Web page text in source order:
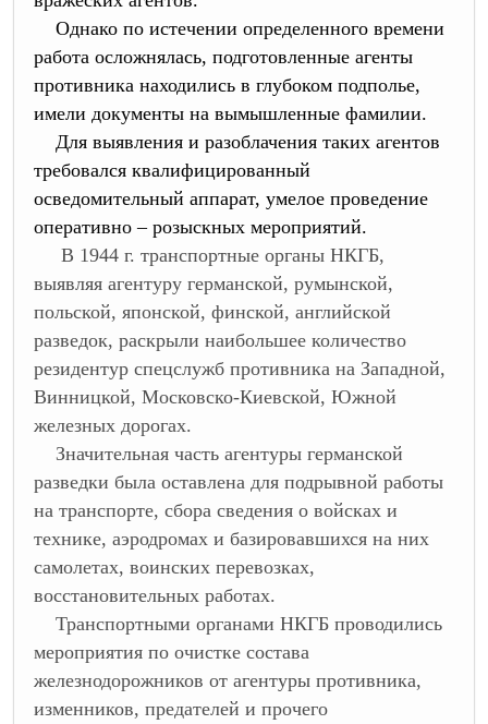
Однако по истечении определенного времени
работа осложнялась, подготовленные агенты
противника находились в глубоком подполье,
имели документы на вымышленные фамилии.
Для выявления и разоблачения таких агентов
требовался квалифицированный
осведомительный аппарат, умелое проведение
оперативно – розыскных мероприятий.
В 1944 г. транспортные органы НКГБ,
выявляя агентуру германской, румынской,
польской, японской, финской, английской
разведок, раскрыли наибольшее количество
резидентур спецслужб противника на Западной,
Винницкой, Московско-Киевской, Южной
железных дорогах.
Значительная часть агентуры германской
разведки была оставлена для подрывной работы
на транспорте, сбора сведения о войсках и
технике, аэродромах и базировавшихся на них
самолетах, воинских перевозках,
восстановительных работах.
Транспортными органами НКГБ проводились
мероприятия по очистке состава
железнодорожников от агентуры противника,
изменников, предателей и прочего